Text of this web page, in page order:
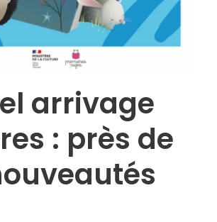
arrivage
: près de